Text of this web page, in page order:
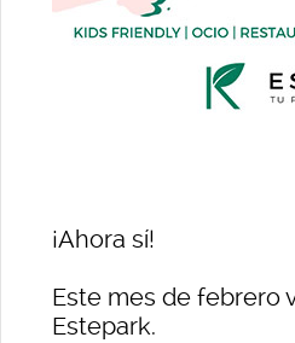
¡Ahora sí!
Este mes de febrero
Estepark.